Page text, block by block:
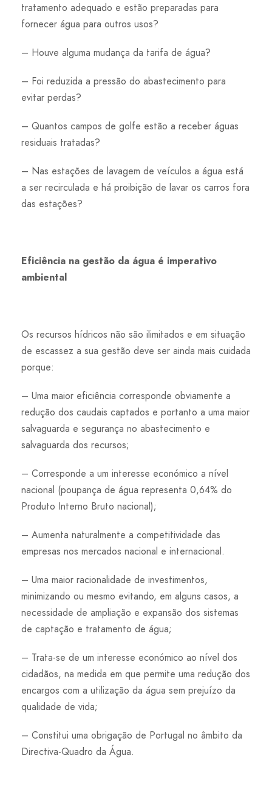
tratamento adequado e estão preparadas para
fornecer água para outros usos?
– Houve alguma mudança da tarifa de água?
– Foi reduzida a pressão do abastecimento para
evitar perdas?
– Quantos campos de golfe estão a receber águas
residuais tratadas?
– Nas estações de lavagem de veículos a água está
a ser recirculada e há proibição de lavar os carros fora
das estações?
Eficiência na gestão da água é imperativo
ambiental
Os recursos hídricos não são ilimitados e em situação
de escassez a sua gestão deve ser ainda mais cuidada
porque:
– Uma maior eficiência corresponde obviamente a
redução dos caudais captados e portanto a uma maior
salvaguarda e segurança no abastecimento e
salvaguarda dos recursos;
– Corresponde a um interesse económico a nível
nacional (poupança de água representa 0,64% do
Produto Interno Bruto nacional);
– Aumenta naturalmente a competitividade das
empresas nos mercados nacional e internacional.
– Uma maior racionalidade de investimentos,
minimizando ou mesmo evitando, em alguns casos, a
necessidade de ampliação e expansão dos sistemas
de captação e tratamento de água;
– Trata-se de um interesse económico ao nível dos
cidadãos, na medida em que permite uma redução dos
encargos com a utilização da água sem prejuízo da
qualidade de vida;
– Constitui uma obrigação de Portugal no âmbito da
Directiva-Quadro da Água.